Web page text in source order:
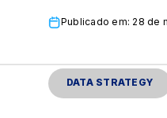
Publicado em: 28 de
DATA STRATEGY